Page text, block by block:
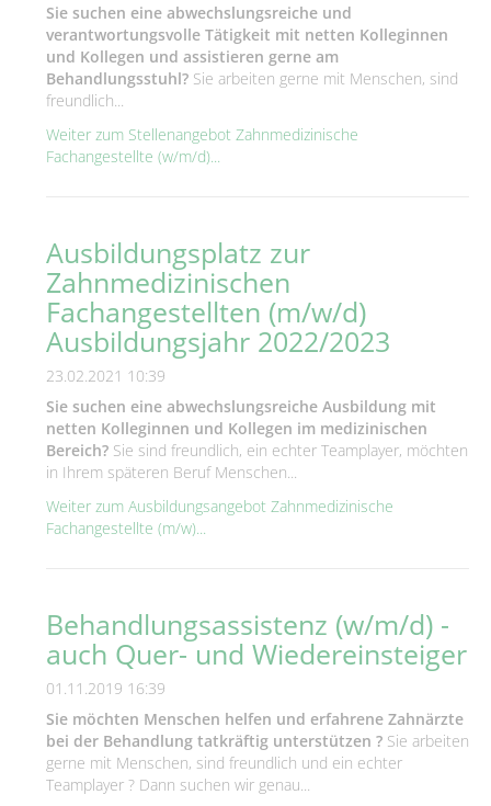
Sie suchen eine abwechslungsreiche und
verantwortungsvolle Tätigkeit mit netten Kolleginnen
und Kollegen und assistieren gerne am
Behandlungsstuhl? Sie arbeiten gerne mit Menschen, sind
freundlich...
Weiter zum Stellenangebot Zahnmedizinische
Fachangestellte (w/m/d)...
Ausbildungsplatz zur
Zahnmedizinischen
Fachangestellten (m/w/d)
Ausbildungsjahr 2022/2023
23.02.2021 10:39
Sie suchen eine abwechslungsreiche Ausbildung mit
netten Kolleginnen und Kollegen im medizinischen
Bereich? Sie sind freundlich, ein echter Teamplayer, möchten
in Ihrem späteren Beruf Menschen...
Weiter zum Ausbildungsangebot Zahnmedizinische
Fachangestellte (m/w)...
Behandlungsassistenz (w/m/d) -
auch Quer- und Wiedereinsteiger
01.11.2019 16:39
Sie möchten Menschen helfen und erfahrene Zahnärzte
bei der Behandlung tatkräftig unterstützen ? Sie arbeiten
gerne mit Menschen, sind freundlich und ein echter
Teamplayer ? Dann suchen wir genau...